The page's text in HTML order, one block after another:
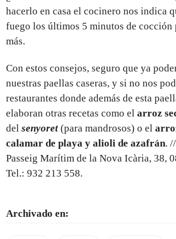
hacerlo en casa el cocinero nos indica
fuego los últimos 5 minutos de cocción
más.
Con estos consejos, seguro que ya
nuestras paellas caseras, y si no nos
restaurantes donde además de esta
elaboran otras recetas como el arroz
del senyoret (para mandrosos) o el
calamar de playa y alioli de azafrán. //
Passeig Marítim de la Nova Icària, 38,
Tel.: 932 213 558.
Archivado en: